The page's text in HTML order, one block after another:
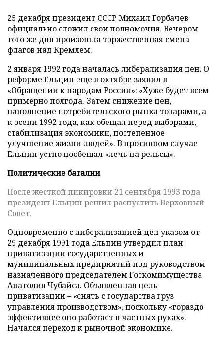
25 декабря президент СССР Михаил Горбачев
официально сложил свои полномочия. Вечером
того же дня произошла торжественная смена
флагов над Кремлем.
2 января 1992 года началась либерализация цен. О
реформе Ельцин еще в октябре заявил в
«Обращении к народам России»: «Хуже будет всем
примерно полгода. Затем снижение цен,
наполнение потребительского рынка товарами, а
к осени 1992 года, как обещал перед выборами,
стабилизация экономики, постепенное
улучшение жизни людей». В противном случае
Ельцин устно пообещал «лечь на рельсы».
Политические баталии
После жесткой пикировки 21 сентября 1993 года
президент Ельцин решил распустить Верховный
Совет.
Одновременно с либерализацией цен указом от
29 декабря 1991 года Ельцин утвердил план
приватизации государственных и
муниципальных предприятий под руководством
назначенного председателем Госкомимущества
Анатолия Чубайса. Объявленная цель
приватизации – «снять с государства груз
управления производством», поскольку «гораздо
эффективнее оно работает в частных руках».
Начался переход к рыночной экономике.